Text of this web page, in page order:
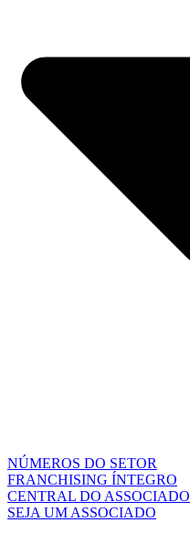
NÚMEROS DO SETOR
FRANCHISING ÍNTEGRO
CENTRAL DO ASSOCIADO
SEJA UM ASSOCIADO